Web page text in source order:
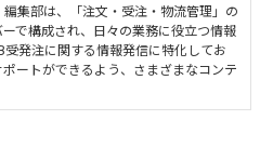
編集部は、「注文・受注・物流管理」の
で構成され、日々の業務に役立つ情報
発注に関する情報発信に特化してお
ートができるよう、さまざまなコンテ